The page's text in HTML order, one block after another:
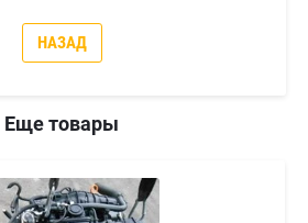
НАЗАД
Еще товары